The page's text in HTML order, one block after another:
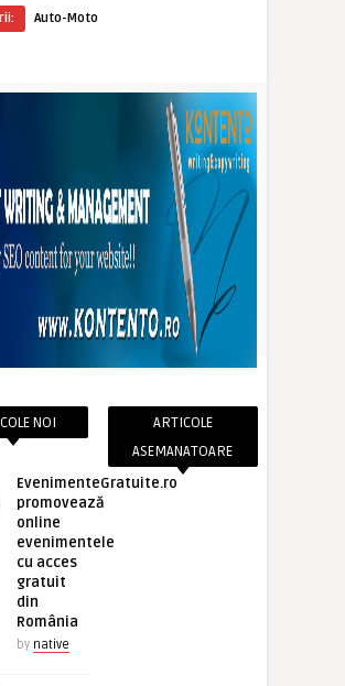
Auto-Moto
NOI
EvenimenteGratuite.ro
promovează
online
evenimentele
cu acces
gratuit
din
România
by native
ARTICOLE
ASEMANATOARE